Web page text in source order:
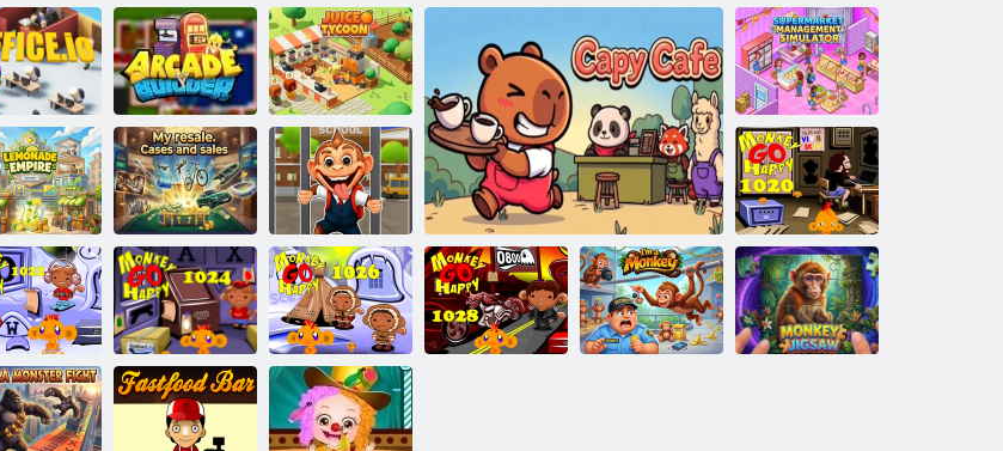
IO Árkádépítő
JUICE
TYCOON
Szupermarket
Management
Simulator
Limonádé
Birodalom
Az én
viszonteladásom.
Ügyek és
eladások
Jigsaw Puzzle:
Majom
Diákiskolai tréfa
Monkey Go
Happy Stage
1020
Go
Stage
1022
Monkey Go
Happy Stage
1024
Monkey Go
Happy Stage
1026